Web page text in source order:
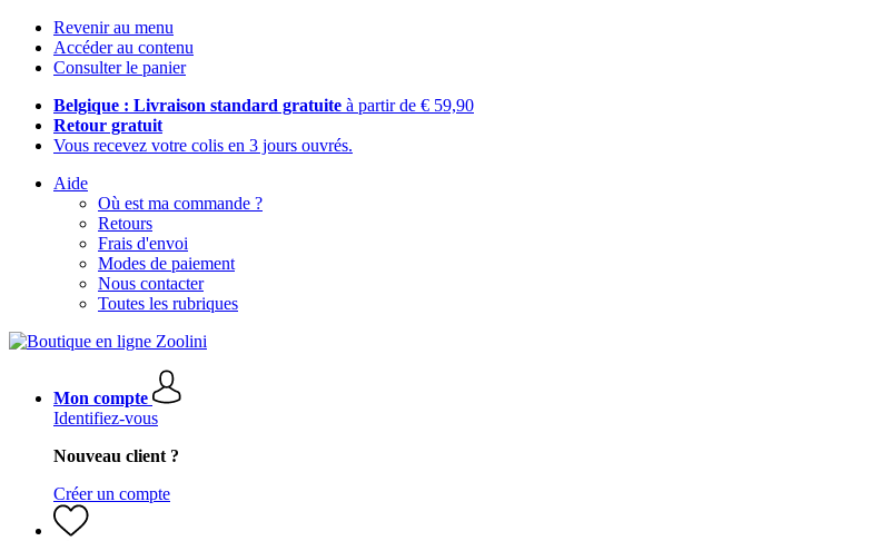
Revenir au menu
Accéder au contenu
Consulter le panier
Belgique : Livraison standard gratuite à partir de € 59,90
Retour gratuit
Vous recevez votre colis en 3 jours ouvrés.
Aide
Où est ma commande ?
Retours
Frais d'envoi
Modes de paiement
Nous contacter
Toutes les rubriques
Mon compte
Identifiez-vous
Nouveau client ?
Créer un compte